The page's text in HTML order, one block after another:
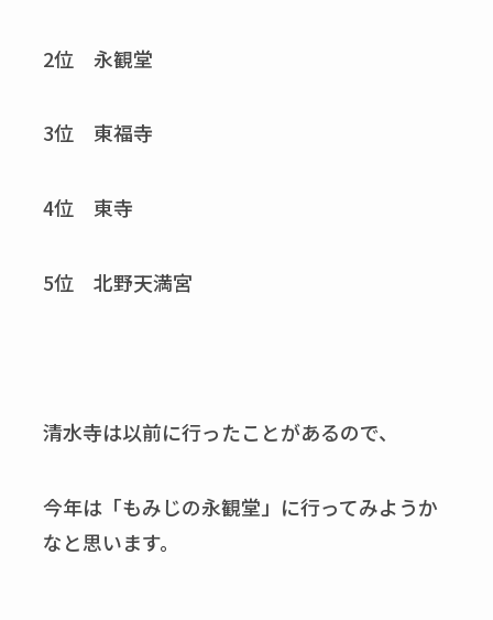
2位 永観堂
3位 東福寺
4位 東寺
5位 北野天満宮
清水寺は以前に行ったことがあるので、
今年は「もみじの永観堂」に行ってみようか
なと思います。